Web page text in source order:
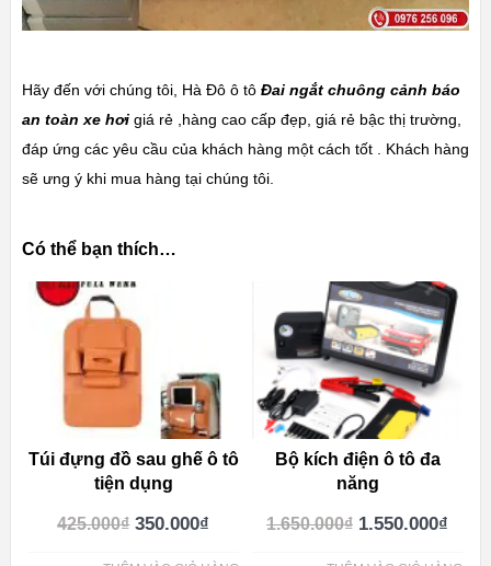
Hãy đến với chúng tôi, Hà Đô ô tô Đai ngắt chuông cảnh báo
an toàn xe hơigiá rẻ ,hàng cao cấp đẹp, giá rẻ bậc thị trường,
đáp ứng các yêu cầu của khách hàng một cách tốt . Khách hàng
sẽ ưng ý khi mua hàng tại chúng tôi.
Có thể bạn thích…
Túi đựng đồ sau ghế ô tô
tiện dụng
425.000₫ 350.000₫
Bộ kích điện ô tô đa
năng
1.650.000₫ 1.550.000₫